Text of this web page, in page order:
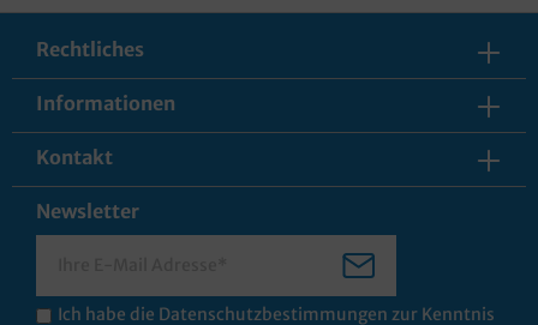
Rechtliches
Informationen
Kontakt
Newsletter
Ich habe die Datenschutzbestimmungen zur Kenntnis